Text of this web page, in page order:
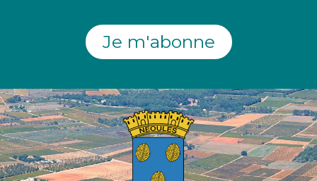
Je m'abonne